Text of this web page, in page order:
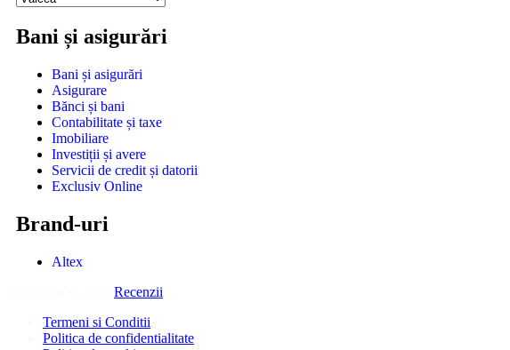
Bani și asigurări
Bani și asigurări
Asigurare
Bănci și bani
Contabilitate și taxe
Imobiliare
Investiții și avere
Servicii de credit și datorii
Exclusiv Online
Brand-uri
Altex
Recenzii
Termeni si Conditii
Politica de confidentialitate